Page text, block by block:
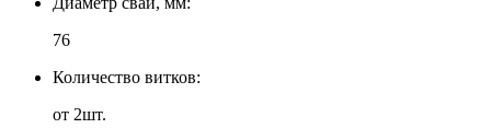
76
Количество витков:
от 2шт.